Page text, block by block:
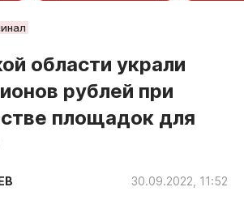
области украли
рублей при
площадок для
30.09.2022, 11:52